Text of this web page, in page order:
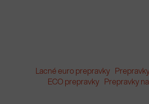
Lacné euro prepravky
ECO prepravky Prepravky